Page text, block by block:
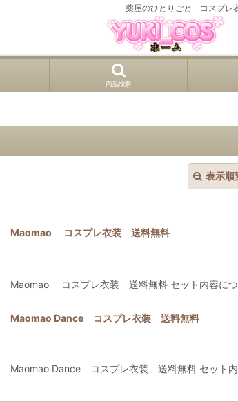
薬屋のひとりごと コスプレ
商品検索
表示順
絞り込む
Maomao コスプレ衣装 送料無料
コスプレ衣装 送料無料 セット内容につ
Maomao Dance コスプレ衣装 送料無料
Dance コスプレ衣装 送料無料 セット内